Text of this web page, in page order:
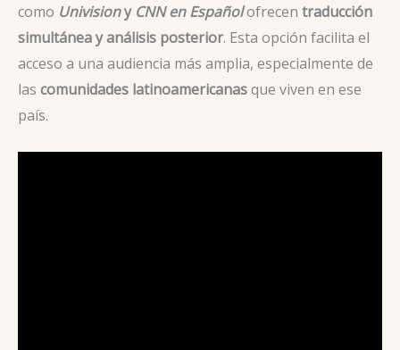
como Univisiony CNN en Españolofrecen traducción
simultánea y análisis posterior. Esta opción facilita el
acceso a una audiencia más amplia, especialmente de
las comunidades latinoamericanasque viven en ese
país.